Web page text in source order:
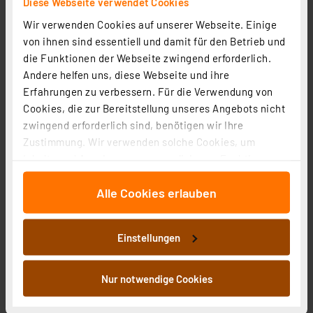
Wir verwenden Cookies auf unserer Webseite. Einige
von ihnen sind essentiell und damit für den Betrieb und
die Funktionen der Webseite zwingend erforderlich.
Andere helfen uns, diese Webseite und ihre
Erfahrungen zu verbessern. Für die Verwendung von
Cookies, die zur Bereitstellung unseres Angebots nicht
zwingend erforderlich sind, benötigen wir Ihre
Zustimmung. Wir verwenden solche Cookies, um
für soziale Medien anbieten zu können und die Zugriffe
auf unsere Website zu analysieren. Außerdem geben
wir Informationen zu Ihrer Verwendung unserer Website
an unsere Partner für soziale Medien, Werbung und
Analysen weiter. Unsere Partner führen diese
Informationen möglicherweise mit weiteren Daten
zusammen, die Sie ihnen bereitgestellt haben oder die
sie im Rahmen Ihrer Nutzung der Dienste gesammelt
Alle Cookies erlauben
Einstellungen
Nur notwendige Cookies
Homematic IP Smart Home Fenster- und Türkontakt mit
Magnet, HmIP-SWDM-2
(23)